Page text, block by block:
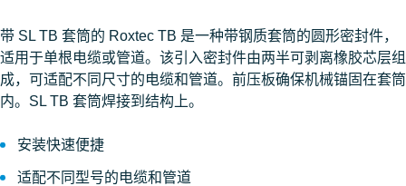
带 SL TB 套筒的 Roxtec TB 是一种带钢质套筒的圆形密封件，
适用于单根电缆或管道。该引入密封件由两半可剥离橡胶芯层组
成，可适配不同尺寸的电缆和管道。前压板确保机械锚固在套筒
内。SL TB 套筒焊接到结构上。
安装快速便捷
适配不同型号的电缆和管道